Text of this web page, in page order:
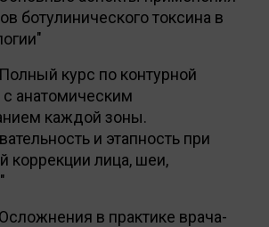
ботулинического токсина в
курс по контурной
с анатомическим
каждой зоны.
и этапность при
коррекции лица, шеи,
в практике врача-